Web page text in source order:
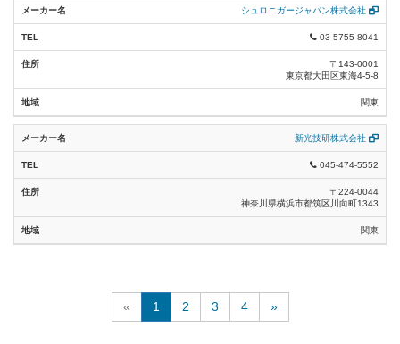
シュロニガージャパン株式会社
03-5755-8041
〒143-0001
東京都大田区東海4-5-8
関東
新光技研株式会社
045-474-5552
〒224-0044
神奈川県横浜市都筑区川向町1343
関東
« 1 2 3 4 »
同軸ケーブル類(エコケーブル) (11)
高難燃絶縁電線類 (1)